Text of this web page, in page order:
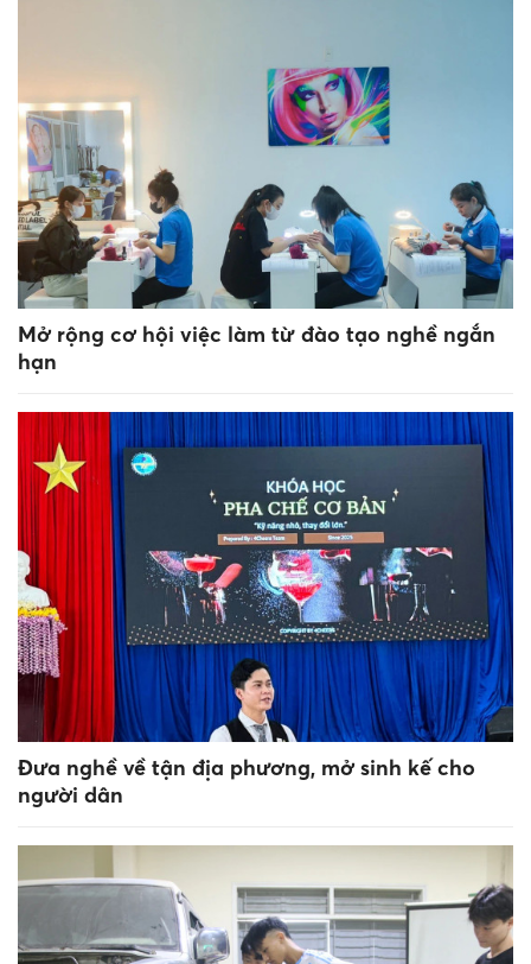
Mở rộng cơ hội việc làm từ đào tạo nghề ngắn
hạn
Đưa nghề về tận địa phương, mở sinh kế cho
người dân